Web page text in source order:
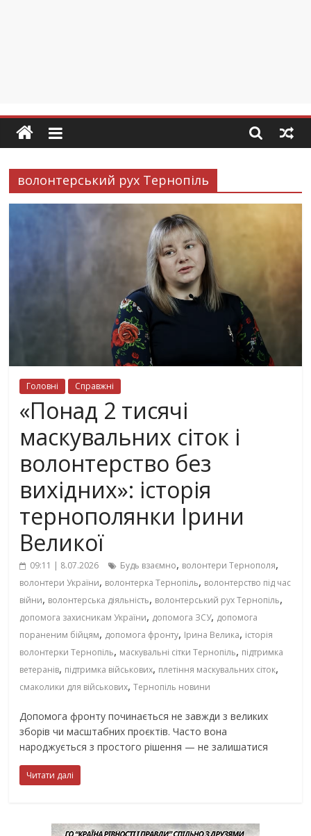
волонтерський рух Тернопіль
Головні Справжні
«Понад 2 тисячі
маскувальних сіток і
волонтерство без
вихідних»: історія
тернополянки Ірини
Великої
09:11 | 8.07.2026 Будь взаємно, волонтери Тернополя,
волонтери України, волонтерка Тернопіль, волонтерство під час
війни, волонтерська діяльність, волонтерський рух Тернопіль,
допомога захисникам України, допомога ЗСУ, допомога
пораненим бійцям, допомога фронту, Ірина Велика, історія
волонтерки Тернопіль, маскувальні сітки Тернопіль, підтримка
ветеранів, підтримка військових, плетіння маскувальних сіток,
смаколики для військових,Тернопіль новини
Допомога фронту починається не завжди з великих
зборів чи масштабних проєктів. Часто вона
народжується з простого рішення — не залишатися
Читати далі